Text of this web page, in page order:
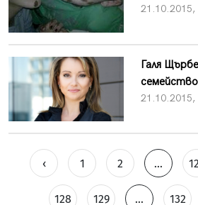
Галя
‹ 1 2 ...
128 129 ... 132